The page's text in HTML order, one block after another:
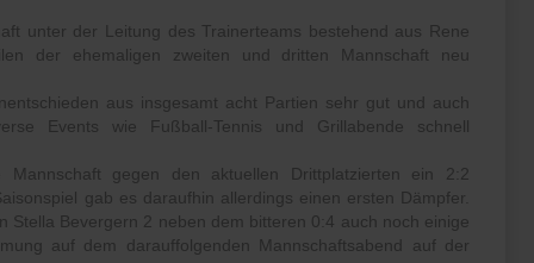
unter der Leitung des Trainerteams bestehend aus Rene
der ehemaligen zweiten und dritten Mannschaft neu
aus insgesamt acht Partien sehr gut und auch
Events wie Fußball-Tennis und Grillabende schnell
gegen den aktuellen Drittplatzierten ein 2:2
gab es daraufhin allerdings einen ersten Dämpfer.
Stella Bevergern 2 neben dem bitteren 0:4 auch noch einige
auf dem darauffolgenden Mannschaftsabend auf der